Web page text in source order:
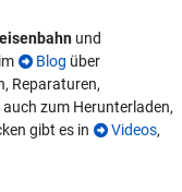
und
Blog über
Reparaturen,
zum Herunterladen,
gibt es in Videos,